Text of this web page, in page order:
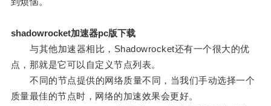
shadowrocket加速器pc版下载
与其他加速器相比，Shadowrocket还有一个很大的优
点，那就是它可以自定义节点列表。
不同的节点提供的网络质量不同，当我们手动选择一个
质量最佳的节点时，网络的加速效果会更好。